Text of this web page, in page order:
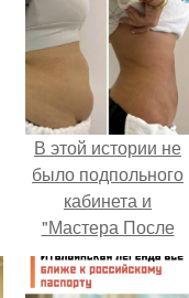
В этой истории не
было подпольного
кабинета и
"Мастера После
Двухнедельных
Курсов".